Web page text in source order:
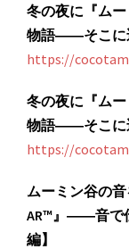
冬の夜に『ム
物語――そこに
https://
冬の夜に『ム
物語――そこに
https://
ムーミン谷の
AR™』――音で
編】